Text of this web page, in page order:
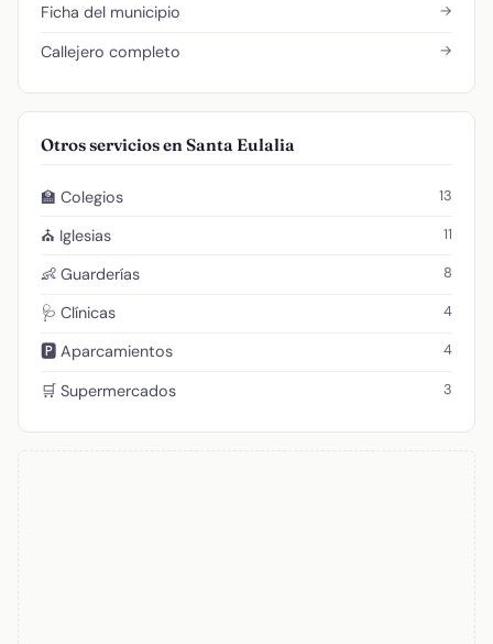
Ficha del municipio →
Callejero completo →
Otros servicios en Santa Eulalia
🏫 Colegios 13
⛪ Iglesias 11
👶 Guarderías 8
🩺 Clínicas 4
🅿️ Aparcamientos 4
🛒 Supermercados 3